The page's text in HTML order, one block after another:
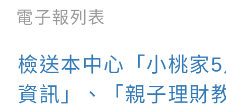
「HELLO新鮮人」
養練習題」、「青少
書會」、「親密關係
坊」、「祖孫樂淘桃
年─青春專案」LED
字稿
為配合政府政策宣導
者權益暨落實保護青
環境
檢送桃園市政府LED
字稿及LCD託播影片
有關桃園市政府家庭
服務資源資訊
檢送桃園市政府LED
學同樂會」、
連結・愛：開
養的幸福旅程
電子報列表
檢送本中心「小桃家
資訊」、「親子理財